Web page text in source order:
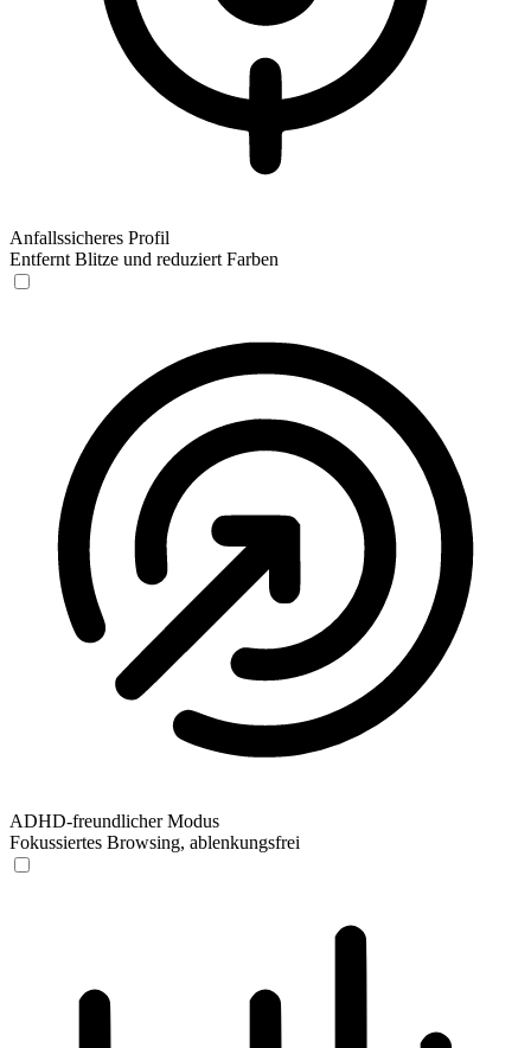
Anfallssicheres Profil
Entfernt Blitze und reduziert Farben
ADHD-freundlicher Modus
Fokussiertes Browsing, ablenkungsfrei